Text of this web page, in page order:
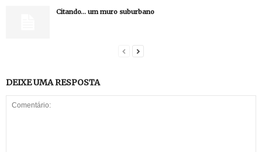
Citando… um muro suburbano
DEIXE UMA RESPOSTA